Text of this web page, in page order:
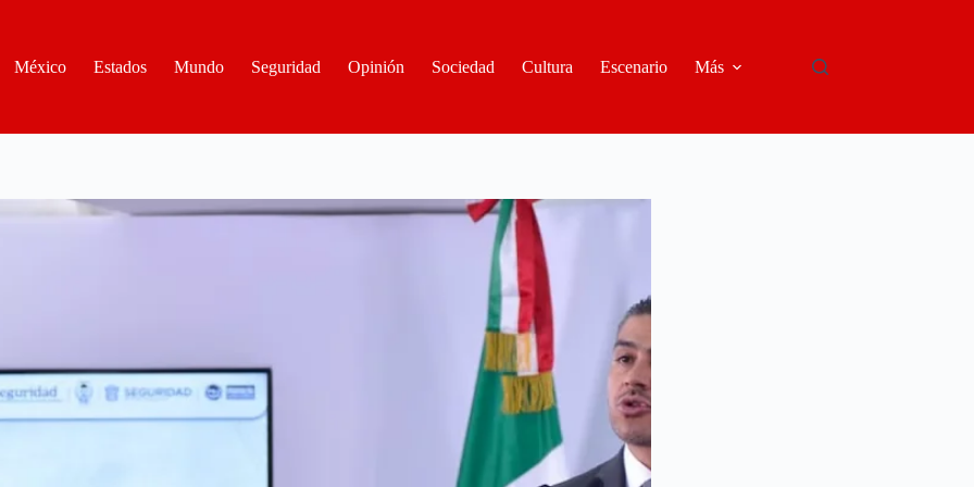
México
Estados Mundo Seguridad Opinión Sociedad Cultura Escenario Más